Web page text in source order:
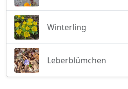
Winterling
Leberblümchen